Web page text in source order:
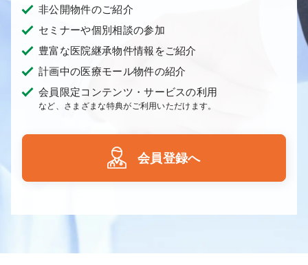
非公開物件のご紹介
セミナーや個別相談の参加
豊富な医院継承物件情報をご紹介
計画中の医療モール物件の紹介
会員限定コンテンツ・サービスの利用
など、さまざまな特典がご利用いただけます。
会員登録へ